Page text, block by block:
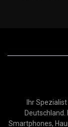
Ihr
Smartphones,